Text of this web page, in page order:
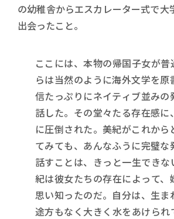
の幼稚舎からエスカレーター式で大
出会ったこと。
ここには、本物の帰国子女が普
らは当然のように海外文学を原
信たっぷりにネイティブ並みの
話した。その堂々たる存在感に
に圧倒された。美紀がこれから
てみても、あんなふうに完璧な
話すことは、きっと一生できな
紀は彼女たちの存在によって、
思い知ったのだ。自分は、生ま
途方もなく大きく水をあけられ